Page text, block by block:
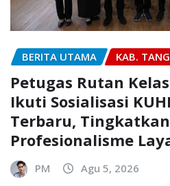
BERITA UTAMA KAB.
Petugas Rutan
Ikuti Sosialisasi
Terbaru, Tingkatkan
Profesionalisme
PM Agu 5, 2026